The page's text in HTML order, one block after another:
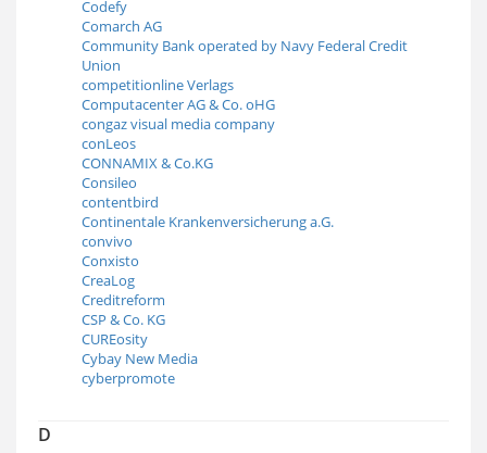
Codefy
Comarch AG
Community Bank operated by Navy Federal Credit
Union
competitionline Verlags
Computacenter AG & Co. oHG
congaz visual media company
conLeos
CONNAMIX & Co.KG
Consileo
contentbird
Continentale Krankenversicherung a.G.
convivo
Conxisto
CreaLog
Creditreform
CSP & Co. KG
CUREosity
Cybay New Media
cyberpromote
D